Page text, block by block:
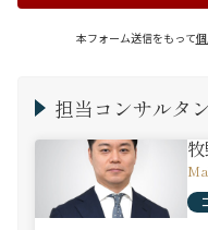
本フォーム送信をもって
担当コンサルタ